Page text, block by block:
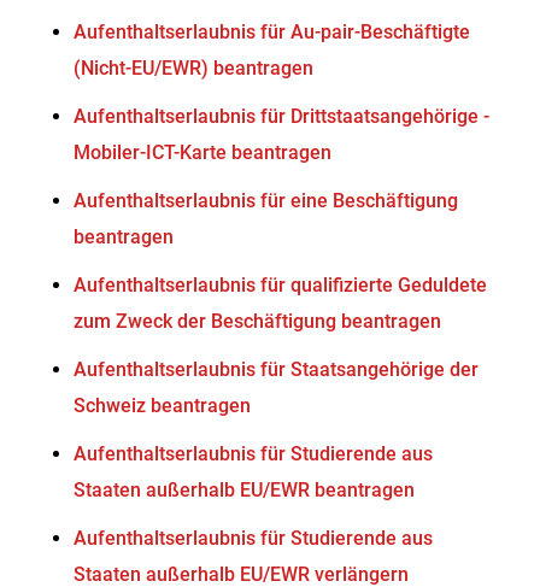
Aufenthaltserlaubnis für Au-pair-Beschäftigte
(Nicht-EU/EWR) beantragen
Aufenthaltserlaubnis für Drittstaatsangehörige -
Mobiler-ICT-Karte beantragen
Aufenthaltserlaubnis für eine Beschäftigung
beantragen
Aufenthaltserlaubnis für qualifizierte Geduldete
zum Zweck der Beschäftigung beantragen
Aufenthaltserlaubnis für Staatsangehörige der
Schweiz beantragen
Aufenthaltserlaubnis für Studierende aus
Staaten außerhalb EU/EWR beantragen
Aufenthaltserlaubnis für Studierende aus
Staaten außerhalb EU/EWR verlängern